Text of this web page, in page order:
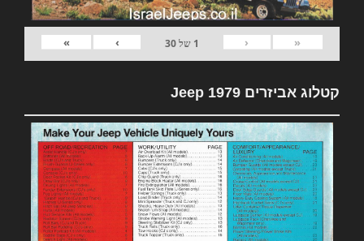
«
‹
1 של30
›
»
קטלוג אביזרים 1979 Jeep